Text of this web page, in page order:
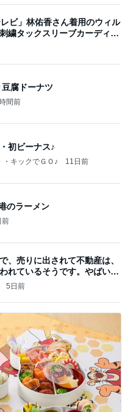
ビ」林佑香さん着用のウィル
繍タックスリーブカーディガ
腐ドーナツ
間前
初ビーナス♪
キックでＧＯ♪ 11日前
のラーメン
前
、売りに出されて不動産は、
れているそうです。やばいで
5日前